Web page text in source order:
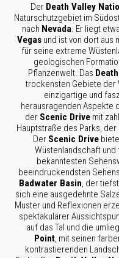
Der Death Valley
Naturschutzgebiet im
nach Nevada. Er liegt
Vegas und ist von dort aus
für seine extreme
geologischen
Pflanzenwelt. Das
trockensten Gebiete der
einzigartige und
herausragenden Aspekte
der Scenic Drive mit
Hauptstraße des Parks, der
Der Scenic Drive
Wüstenlandschaft
bekanntesten
beeindruckendsten
Badwater Basin , der
sich eine ausgedehnte
Muster und Reflexionen
spektakulärer
auf das Tal und die
Point , mit seinen
kontrastierenden